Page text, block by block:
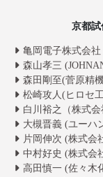
京都
亀岡電子株式会社
森山孝三
森田剛至(菅原精
松崎攻人(ヒロセ
白川裕之（株式会
大槻晋義 (ユーハ
片岡伸次 (株式会
中村好史 (株式会
高田慎一 (佐々木